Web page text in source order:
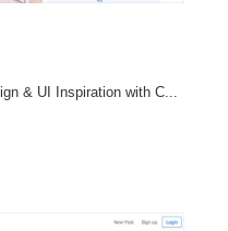
& UI Inspiration with C...